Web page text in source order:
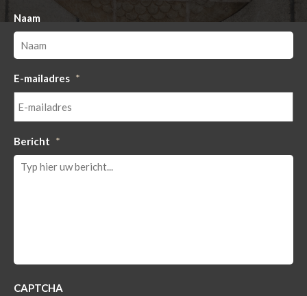
Naam
E-mailadres *
Bericht *
CAPTCHA